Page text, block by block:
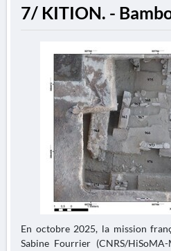
7/ KITION. -
En octobre 2025, la mission
Sabine Fourrier (CNRS/